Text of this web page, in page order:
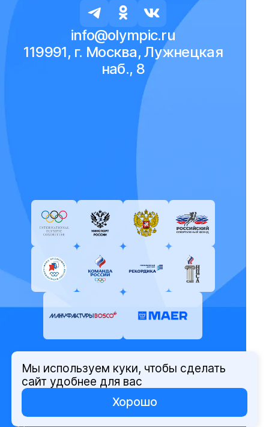
info@olympic.ru
119991, г. Москва, Лужнецкая
наб., 8
© Олимпийский комитет России,
2026
Политика защиты персональных
данных
Мы используем куки, чтобы сделать
сайт удобнее для вас
Хорошо